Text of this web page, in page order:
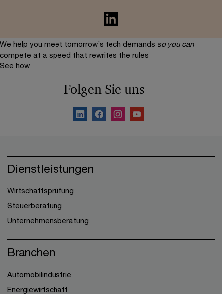
We help you meet tomorrow’s tech demands so you can
compete at a speed that rewrites the rules
See how
Folgen Sie uns
Dienstleistungen
Wirtschaftsprüfung
Steuerberatung
Unternehmensberatung
Branchen
Automobilindustrie
Energiewirtschaft